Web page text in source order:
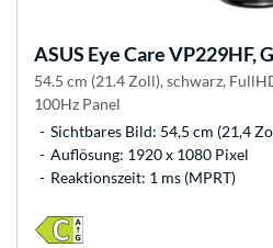
ASUS Eye Care VP229HF,
54.5 cm (21.4 Zoll), schwarz,
100Hz Panel
Sichtbares Bild: 54,5 cm (21,4
Auflösung: 1920 x 1080 Pixel
Reaktionszeit: 1 ms (MPRT)